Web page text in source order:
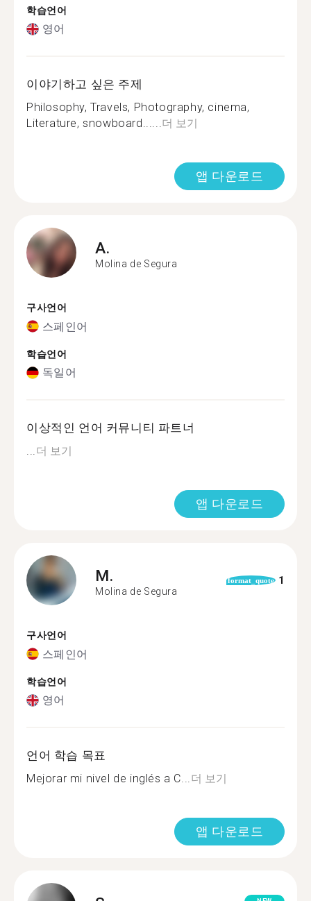
학습언어
영어
이야기하고 싶은 주제
Philosophy, Travels, Photography, cinema,
Literature, snowboard......더 보기
앱 다운로드
A.
Molina de Segura
구사언어
스페인어
학습언어
독일어
이상적인 언어 커뮤니티 파트너
...더 보기
앱 다운로드
M.
Molina de Segura
format_quote 1
구사언어
스페인어
학습언어
영어
언어 학습 목표
Mejorar mi nivel de inglés a C...더 보기
앱 다운로드